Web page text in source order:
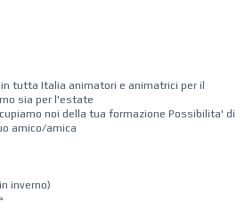
tutta Italia animatori e animatrici per il
sia per l'estate
noi della tua formazione Possibilita' di
amico/amica
inverno)